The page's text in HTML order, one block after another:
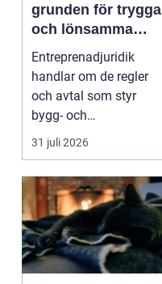
grunden för trygga
och lönsamma
byggprojekt
Entreprenadjuridik
handlar om de regler
och avtal som styr
bygg- och
anläggningsprojekt.
När ansvar,...
31 juli 2026